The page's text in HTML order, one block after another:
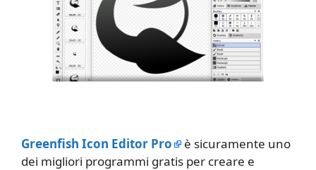
Greenfish Icon Editor Pro
è sicuramente uno
dei migliori programmi gratis per creare e